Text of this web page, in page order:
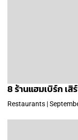
8 ร้านแฮมเบิร์ก เ
Restaurants |